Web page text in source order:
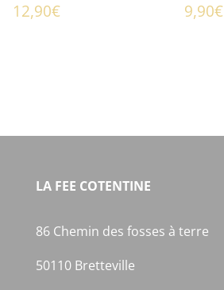
12,90€ 9,90€
LA FEE COTENTINE
86 Chemin des fosses à terre
50110 Bretteville